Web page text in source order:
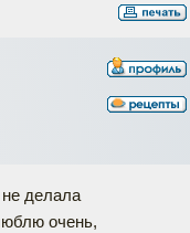
делала
очень,